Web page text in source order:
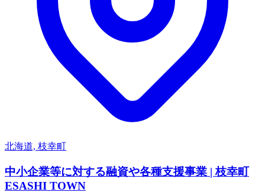
北海道, 枝幸町
中小企業等に対する融資や各種支援事業 | 枝幸町
ESASHI TOWN